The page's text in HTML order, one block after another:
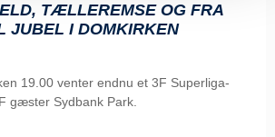
TÆLLEREMSE OG FRA
JUBEL I DOMKIRKEN
19.00 venter endnu et 3F Superliga-
gæster Sydbank Park.